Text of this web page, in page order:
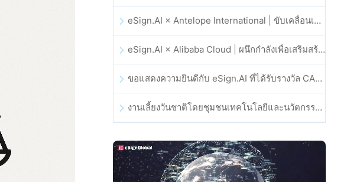
eSign.AI × Antelope International | ขับเคลื่อนเวิร์กโฟลดิจิทัลที่ปลอดภัยและขับเคลื่อนด้วย AI
eSign.AI × Alibaba Cloud | ผนึกกำลังเพื่อเสริมสร้างความเชื่อมั่นดิจิทัลระดับโลกสำหรับฟินเทค
ขอแสดงความยินดีกับ eSign.AI ที่ได้รับรางวัล CAHK STAR Award 2025
งานเลี้ยงวันชาติโดยชุมชนเทคโนโลยีและนวัตกรรมฮ่องกง